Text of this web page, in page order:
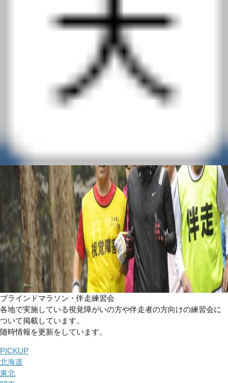
ブラインドマラソン・伴走練習会
各地で実施している視覚障がいの方や伴走者の方向けの練習会に
ついて掲載しています。
随時情報を更新をしています。
PICKUP
北海道
東北